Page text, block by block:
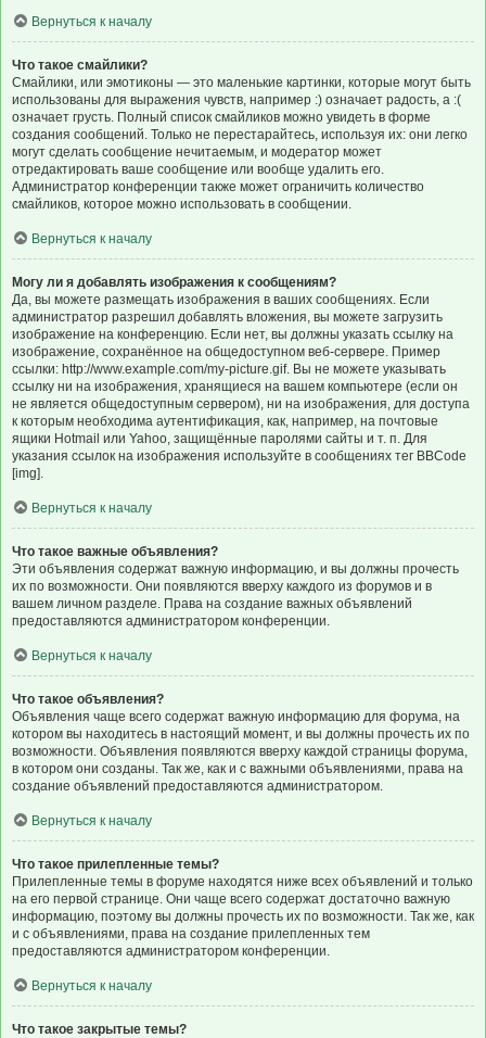
Вернуться к началу
Что такое смайлики?
Смайлики, или эмотиконы — это маленькие картинки, которые могут быть
использованы для выражения чувств, например :) означает радость, а :(
означает грусть. Полный список смайликов можно увидеть в форме
создания сообщений. Только не перестарайтесь, используя их: они легко
могут сделать сообщение нечитаемым, и модератор может
отредактировать ваше сообщение или вообще удалить его.
Администратор конференции также может ограничить количество
смайликов, которое можно использовать в сообщении.
Вернуться к началу
Могу ли я добавлять изображения к сообщениям?
Да, вы можете размещать изображения в ваших сообщениях. Если
администратор разрешил добавлять вложения, вы можете загрузить
изображение на конференцию. Если нет, вы должны указать ссылку на
изображение, сохранённое на общедоступном веб-сервере. Пример
ссылки: http://www.example.com/my-picture.gif. Вы не можете указывать
ссылку ни на изображения, хранящиеся на вашем компьютере (если он
не является общедоступным сервером), ни на изображения, для доступа
к которым необходима аутентификация, как, например, на почтовые
ящики Hotmail или Yahoo, защищённые паролями сайты и т. п. Для
указания ссылок на изображения используйте в сообщениях тег BBCode
[img].
Вернуться к началу
Что такое важные объявления?
Эти объявления содержат важную информацию, и вы должны прочесть
их по возможности. Они появляются вверху каждого из форумов и в
вашем личном разделе. Права на создание важных объявлений
предоставляются администратором конференции.
Вернуться к началу
Что такое объявления?
Объявления чаще всего содержат важную информацию для форума, на
котором вы находитесь в настоящий момент, и вы должны прочесть их по
возможности. Объявления появляются вверху каждой страницы форума,
в котором они созданы. Так же, как и с важными объявлениями, права на
создание объявлений предоставляются администратором.
Вернуться к началу
Что такое прилепленные темы?
Прилепленные темы в форуме находятся ниже всех объявлений и только
на его первой странице. Они чаще всего содержат достаточно важную
информацию, поэтому вы должны прочесть их по возможности. Так же, как
и с объявлениями, права на создание прилепленных тем
предоставляются администратором конференции.
Вернуться к началу
Что такое закрытые темы?